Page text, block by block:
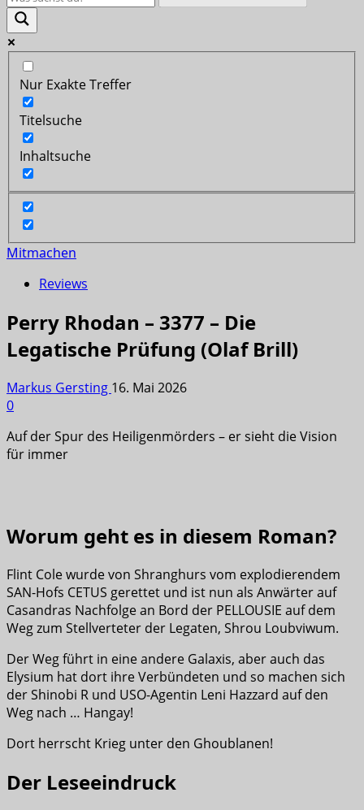
Nur Exakte Treffer
Titelsuche
Inhaltsuche
Mitmachen
Reviews
Perry Rhodan – 3377 – Die
Legatische Prüfung (Olaf Brill)
Markus Gersting 16. Mai 2026
0
Auf der Spur des Heiligenmörders – er sieht die Vision
für immer
Worum geht es in diesem Roman?
Flint Cole wurde von Shranghurs vom explodierendem
SAN-Hofs CETUS gerettet und ist nun als Anwärter auf
Casandras Nachfolge an Bord der PELLOUSIE auf dem
Weg zum Stellverteter der Legaten, Shrou Loubviwum.
Der Weg führt in eine andere Galaxis, aber auch das
Elysium hat dort ihre Verbündeten und so machen sich
der Shinobi R und USO-Agentin Leni Hazzard auf den
Weg nach … Hangay!
Dort herrscht Krieg unter den Ghoublanen!
Der Leseeindruck